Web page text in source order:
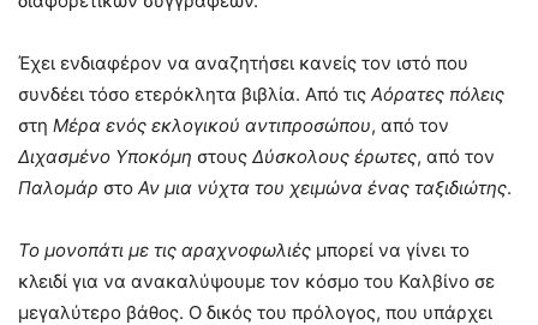
Έχει ενδιαφέρον να αναζητήσει κανείς τον ιστό που
συνδέει τόσο ετερόκλητα βιβλία. Από τις Αόρατες πόλεις
στη Μέρα ενός εκλογικού αντιπροσώπου, από τον
Διχασμένο Υποκόμη στους Δύσκολους έρωτες, από τον
Παλομάρ στο Αν μια νύχτα του χειμώνα ένας ταξιδιώτης.
Το μονοπάτι με τις αραχνοφωλιές μπορεί να γίνει το
κλειδί για να ανακαλύψουμε τον κόσμο του Καλβίνο σε
μεγαλύτερο βάθος. Ο δικός του πρόλογος, που υπάρχει